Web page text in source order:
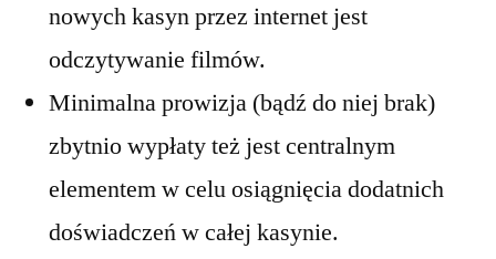
nowych kasyn przez internet jest
odczytywanie filmów.
Minimalna prowizja (bądź do niej brak)
zbytnio wypłaty też jest centralnym
elementem w celu osiągnięcia dodatnich
doświadczeń w całej kasynie.